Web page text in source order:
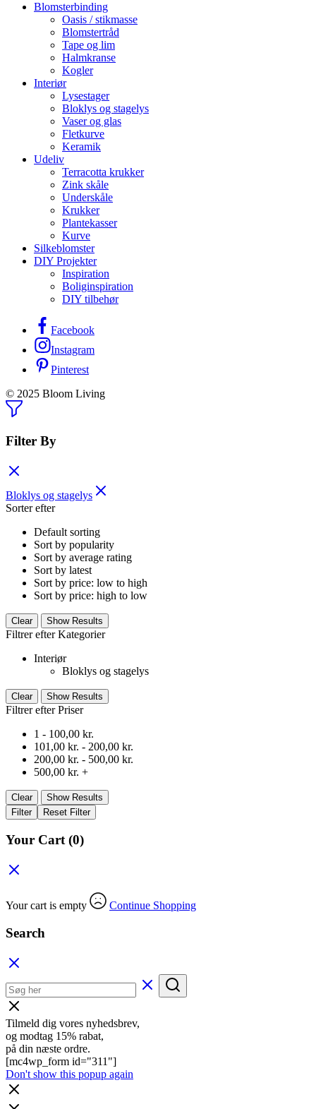
Blomsterbinding
Oasis / stikmasse
Blomstertråd
Tape og lim
Halmkranse
Kogler
Interiør
Lysestager
Bloklys og stagelys
Vaser og glas
Fletkurve
Keramik
Udeliv
Terracotta krukker
Zink skåle
Underskåle
Krukker
Plantekasser
Kurve
Silkeblomster
DIY Projekter
Inspiration
Boliginspiration
DIY tilbehør
Facebook
Instagram
Pinterest
© 2025 Bloom Living
Filter By
Bloklys og stagelys
Sorter efter
Default sorting
Sort by popularity
Sort by average rating
Sort by latest
Sort by price: low to high
Sort by price: high to low
Clear Show Results
Filtrer efter Kategorier
Interiør
Bloklys og stagelys
Clear Show Results
Filtrer efter Priser
1 - 100,00 kr.
101,00 kr. - 200,00 kr.
200,00 kr. - 500,00 kr.
500,00 kr. +
Clear
Show Results
Filter
Reset Filter
Your Cart(0)
Your cart is empty Continue Shopping
Search
Tilmeld dig vores nyhedsbrev,
og modtag 15% rabat,
på din næste ordre.
[mc4wp_form id="311"]
Don't show this popup again